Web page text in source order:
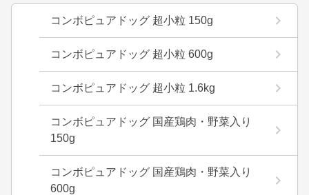
コンボピュアドッグ 超小粒 150g
コンボピュアドッグ 超小粒 600g
コンボピュアドッグ 超小粒 1.6kg
コンボピュアドッグ 国産鶏肉・野菜入り
150g
コンボピュアドッグ 国産鶏肉・野菜入り
600g